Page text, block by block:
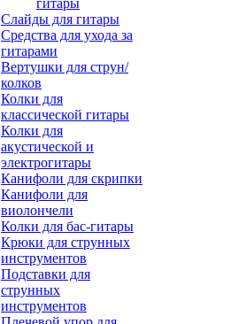
Слайды для гитары
Средства для ухода за
гитарами
Вертушки для струн/
колков
Колки для
классической гитары
Колки для
акустической и
электрогитары
Канифоли для скрипки
Канифоли для
виолончели
Колки для бас-гитары
Крюки для струнных
инструментов
Подставки для
струнных
инструментов